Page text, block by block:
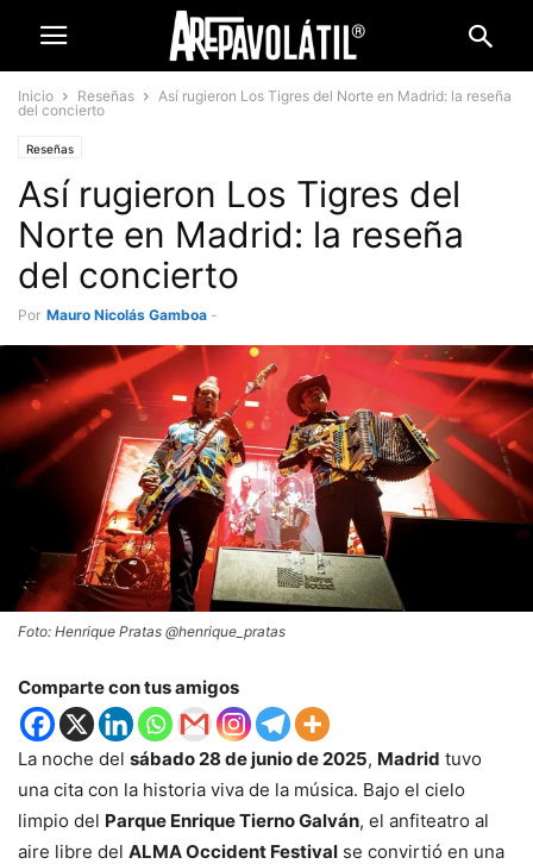
Inicio Reseñas
Así rugieron Los Tigres del Norte en Madrid: la reseña
del concierto
Reseñas
Así rugieron Los Tigres del
Norte en Madrid: la reseña
del concierto
Por Mauro Nicolás Gamboa -
Foto: Henrique Pratas @henrique_pratas
Comparte con tus amigos
La noche del sábado 28 de junio de 2025, Madrid tuvo
una cita con la historia viva de la música. Bajo el cielo
limpio del Parque Enrique Tierno Galván, el anfiteatro al
aire libre del ALMA Occident Festival se convirtió en una